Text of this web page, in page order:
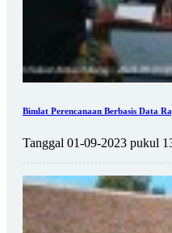
Bimlat Perencanaan Berbasis Data
Tanggal 01-09-2023 pukul